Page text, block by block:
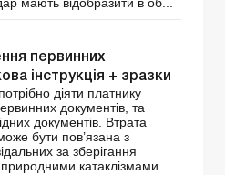
мають відобразити в об...
первинних
інструкція + зразки
діяти платнику
документів, та
документів. Втрата
бути пов’язана з
за зберігання
катаклізмами